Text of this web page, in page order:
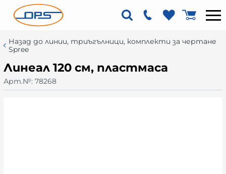
Назад до линии, триъгълници, комплекти за чертане
Spree
Линеал 120 см, пластмасa
Арт.№: 78268